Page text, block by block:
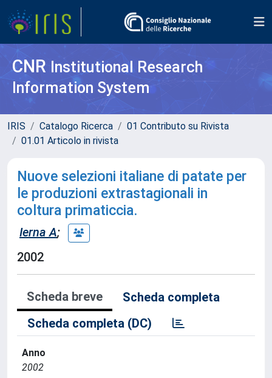
CNR Institutional Research
Information System
IRIS Catalogo Ricerca
01 Contributo su Rivista
01.01 Articolo in rivista
Nuove selezioni italiane di patate per
le produzioni extrastagionali in
coltura primaticcia.
Ierna A;
2002
Scheda breve
Scheda completa
Scheda completa (DC)
Anno
2002